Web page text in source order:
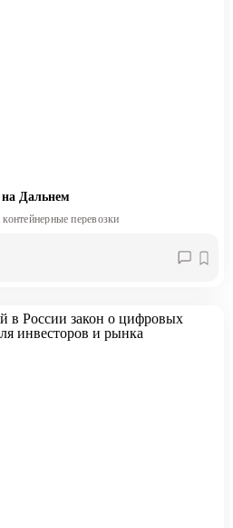
Дальнем
перевозки